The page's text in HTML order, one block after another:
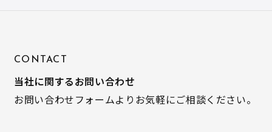
CONTACT
当社に関するお問い合わせ
お問い合わせフォームよりお気軽にご相談ください。